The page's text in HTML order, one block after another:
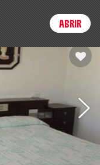
Login
ABRIR